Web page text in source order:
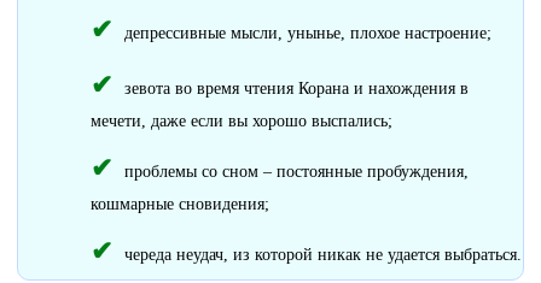
депрессивные мысли, унынье, плохое настроение;
зевота во время чтения Корана и нахождения в
мечети, даже если вы хорошо выспались;
проблемы со сном – постоянные пробуждения,
кошмарные сновидения;
череда неудач, из которой никак не удается выбраться.